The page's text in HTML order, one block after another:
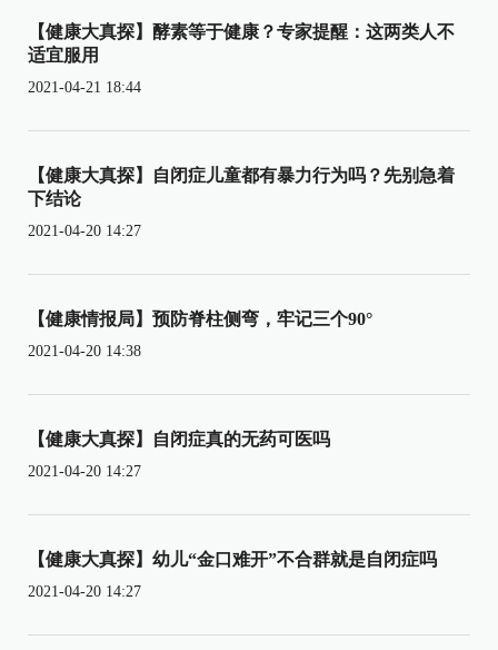
【健康大真探】酵素等于健康？专家提醒：这两类人不
适宜服用
2021-04-21 18:44
【健康大真探】自闭症儿童都有暴力行为吗？先别急着
下结论
2021-04-20 14:27
【健康情报局】预防脊柱侧弯，牢记三个90°
2021-04-20 14:38
【健康大真探】自闭症真的无药可医吗
2021-04-20 14:27
【健康大真探】幼儿“金口难开”不合群就是自闭症吗
2021-04-20 14:27